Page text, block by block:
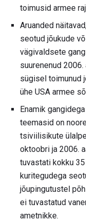
toimusid armee
Aruanded
seotud jõukude
vägivaldsete
suurenenud
sügisel toimunud
ühe USA armee
Enamik
teemasid on
tsiviilisikute
oktoobri ja 2006.
tuvastati kokku
kuritegudega
jõupingutustel
ei tuvastatud
ametnikke.